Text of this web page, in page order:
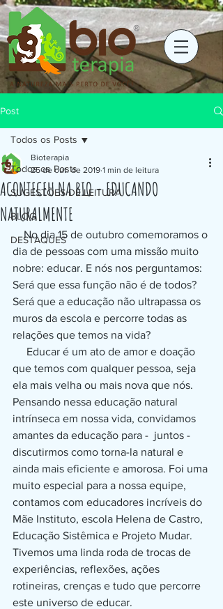
Post
Todos os Posts
SUGESTÕES DE LEITURA
BLOG
DESTAQUES
Todos os Posts
ACONTECEU NA BIO - EDUCANDO
NATURALMENTE
Bioterapia
25 de out. de 2019 1 min de leitura
    No dia 15 de outubro comemoramos o
dia de pessoas com uma missão muito
nobre: educar. E nós nos perguntamos:
Será que essa função não é de todos?
Será que a educação não ultrapassa os
muros da escola e percorre todas as
relações que temos na vida?
que temos com qualquer pessoa, seja
ela mais velha ou mais nova que nós.
Pensando nessa educação natural
intrínseca em nossa vida, convidamos
amantes da educação para -  juntos -
discutirmos como torna-la natural e
ainda mais eficiente e amorosa. Foi uma
muito especial para a nossa equipe,
contamos com educadores incríveis do
Mãe Instituto, escola Helena de Castro,
Educação Sistêmica e Projeto Mudar.
Tivemos uma linda roda de trocas de
experiências, reflexões, ações
rotineiras, crenças e tudo que percorre
este universo de educar.